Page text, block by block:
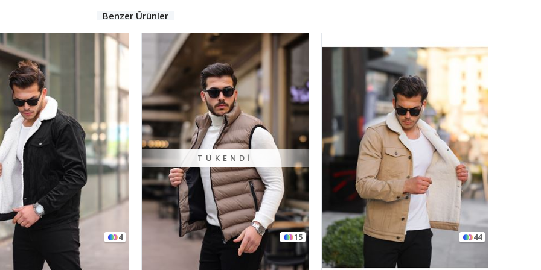
Benzer Ürünler
4
TÜKENDI
15 44